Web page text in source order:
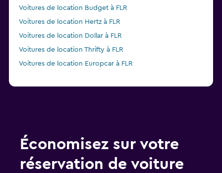
Voitures de location Budget à FLR
Voitures de location Hertz à FLR
Voitures de location Dollar à FLR
Voitures de location Thrifty à FLR
Voitures de location Europcar à FLR
Économisez sur votre
réservation de voiture